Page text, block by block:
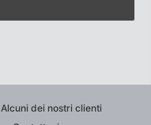
Alcuni dei nostri clienti